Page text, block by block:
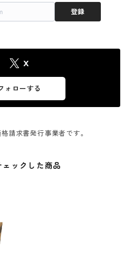
登録
X
ォローする
請求書発行事業者です。
ェックした商品